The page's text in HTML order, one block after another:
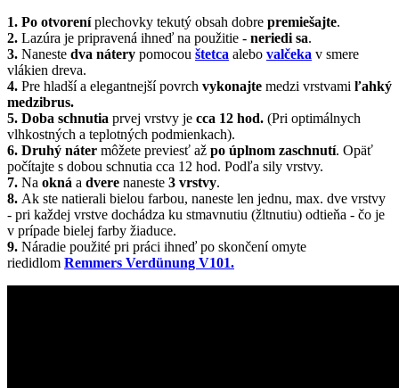
1. Po otvoreníplechovky tekutý obsah dobre premiešajte.
2. Lazúra je pripravená ihneď na použitie - neriedi sa.
3. Naneste dva nátery pomocou štetca alebo valčeka v smere
vlákien dreva.
4. Pre hladší a elegantnejší povrch vykonajte medzi vrstvami ľahký
medzibrus.
5. Doba schnutia prvej vrstvy je cca 12 hod. (Pri optimálnych
vlhkostných a teplotných podmienkach).
6. Druhý náter môžete previesť až po úplnom zaschnutí. Opäť
počítajte s dobou schnutia cca 12 hod. Podľa sily vrstvy.
7. Na okná a dvere naneste 3 vrstvy.
8. Ak ste natierali bielou farbou, naneste len jednu, max. dve vrstvy
- pri každej vrstve dochádza ku stmavnutiu (žltnutiu) odtieňa - čo je
v prípade bielej farby žiaduce.
9. Náradie použité pri práci ihneď po skončení omyte
riedidlom Remmers Verdünung V101.